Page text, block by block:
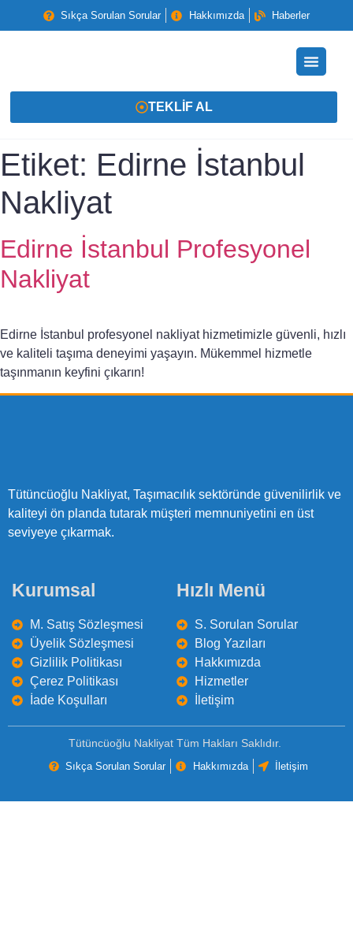
Sıkça Sorulan Sorular Hakkımızda Haberler
TEKLIF AL
Etiket: Edirne İstanbul
Nakliyat
Edirne İstanbul Profesyonel
Nakliyat
Edirne İstanbul profesyonel nakliyat hizmetimizle güvenli, hızlı
ve kaliteli taşıma deneyimi yaşayın. Mükemmel hizmetle
taşınmanın keyfini çıkarın!
Tütüncüoğlu Nakliyat, Taşımacılık sektöründe güvenilirlik ve
kaliteyi ön planda tutarak müşteri memnuniyetini en üst
seviyeye çıkarmak.
Kurumsal
M. Satış Sözleşmesi
Üyelik Sözleşmesi
Gizlilik Politikası
Çerez Politikası
İade Koşulları
Hızlı Menü
S. Sorulan Sorular
Blog Yazıları
Hakkımızda
Hizmetler
İletişim
Tütüncüoğlu Nakliyat Tüm Hakları Saklıdır.
Sıkça Sorulan Sorular Hakkımızda İletişim